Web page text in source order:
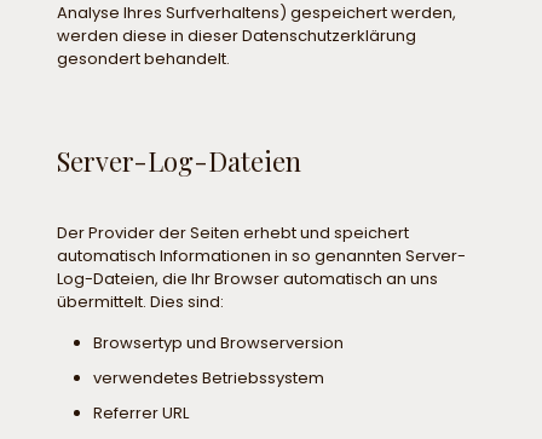
Analyse Ihres Surfverhaltens) gespeichert werden,
werden diese in dieser Datenschutzerklärung
gesondert behandelt.
Server-Log-Dateien
Der Provider der Seiten erhebt und speichert
automatisch Informationen in so genannten Server-
Log-Dateien, die Ihr Browser automatisch an uns
übermittelt. Dies sind:
Browsertyp und Browserversion
verwendetes Betriebssystem
Referrer URL